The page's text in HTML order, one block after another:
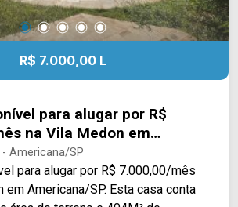
R$ 7.000,00 L
para alugar por R$
na Vila Medon em
SP
Americana/SP
para alugar por R$ 7.000,00/mês
SP. Esta casa conta